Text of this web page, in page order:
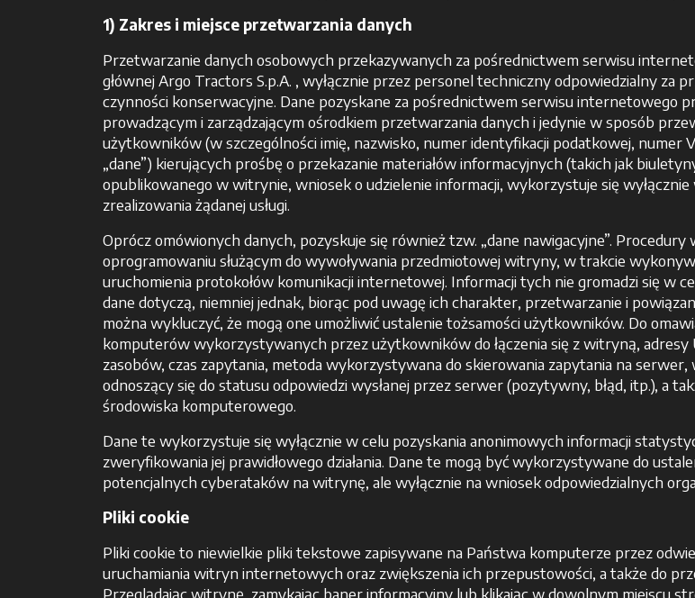
1) Zakres i miejsce przetwarzania danych
Przetwarzanie danych osobowych przekazywanych za pośrednictwem serwisu
głównej Argo Tractors S.p.A. , wyłącznie przez personel techniczny odpowiedzialny
czynności konserwacyjne. Dane pozyskane za pośrednictwem serwisu internetowego
prowadzącym i zarządzającym ośrodkiem przetwarzania danych i jedynie w sposób
użytkowników (w szczególności imię, nazwisko, numer identyfikacji podatkowej, numer
„dane”) kierujących prośbę o przekazanie materiałów informacyjnych (takich jak
opublikowanego w witrynie, wniosek o udzielenie informacji, wykorzystuje się wyłącznie
zrealizowania żądanej usługi.
Oprócz omówionych danych, pozyskuje się również tzw. „dane nawigacyjne”.
oprogramowaniu służącym do wywoływania przedmiotowej witryny, w trakcie
uruchomienia protokołów komunikacji internetowej. Informacji tych nie gromadzi się w
dane dotyczą, niemniej jednak, biorąc pod uwagę ich charakter, przetwarzanie i
można wykluczyć, że mogą one umożliwić ustalenie tożsamości użytkowników. Do
komputerów wykorzystywanych przez użytkowników do łączenia się z witryną,
zasobów, czas zapytania, metoda wykorzystywana do skierowania zapytania na
odnoszący się do statusu odpowiedzi wysłanej przez serwer (pozytywny, błąd, itp.), a
środowiska komputerowego.
Dane te wykorzystuje się wyłącznie w celu pozyskania anonimowych informacji
zweryfikowania jej prawidłowego działania. Dane te mogą być wykorzystywane do
potencjalnych cyberataków na witrynę, ale wyłącznie na wniosek odpowiedzialnych
Pliki cookie
Pliki cookie to niewielkie pliki tekstowe zapisywane na Państwa komputerze przez
uruchamiania witryn internetowych oraz zwiększenia ich przepustowości, a także do
Przeglądając witrynę, zamykając baner informacyjny lub klikając w dowolnym miejscu